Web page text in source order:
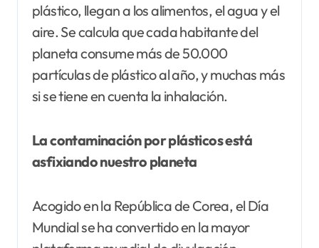
plástico, llegan a los alimentos, el agua y el
aire. Se calcula que cada habitante del
planeta consume más de 50.000
partículas de plástico al año, y muchas más
si se tiene en cuenta la inhalación.
La contaminación por plásticos está
asfixiando nuestro planeta
Acogido en la República de Corea, el Día
Mundial se ha convertido en la mayor